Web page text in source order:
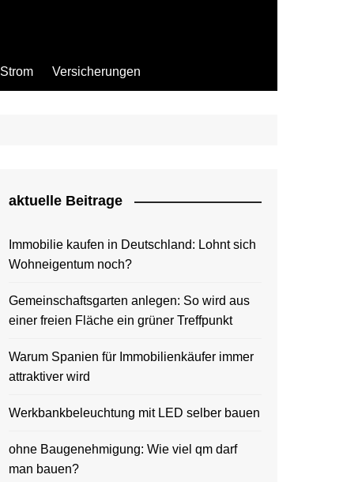
Strom Versicherungen
aktuelle Beitrage
Immobilie kaufen in Deutschland: Lohnt sich
Wohneigentum noch?
Gemeinschaftsgarten anlegen: So wird aus
einer freien Fläche ein grüner Treffpunkt
Warum Spanien für Immobilienkäufer immer
attraktiver wird
Werkbankbeleuchtung mit LED selber bauen
ohne Baugenehmigung: Wie viel qm darf
man bauen?